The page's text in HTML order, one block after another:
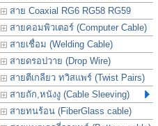
สาย Coaxial RG6 RG58 RG59
สายคอมพิวเตอร์ (Computer Cable)
สายเชื่อม (Welding Cable)
สายดรอปวาย (Drop Wire)
สายตีเกลียว ทวิสแพร์ (Twist Pairs)
สายถัก,หนังงู (Cable Sleeving)
สายทนร้อน (FiberGlass cable)